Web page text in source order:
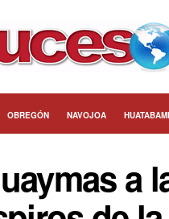
OBREGÓN NAVOJOA
a